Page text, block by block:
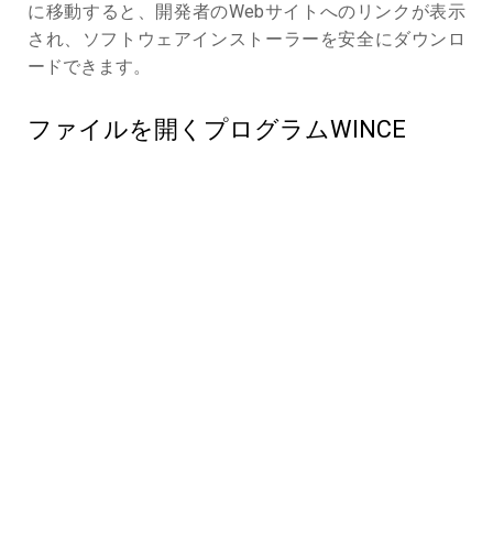
に移動すると、開発者のWebサイトへのリンクが表示
され、ソフトウェアインストーラーを安全にダウンロ
ードできます。
ファイルを開くプログラムWINCE